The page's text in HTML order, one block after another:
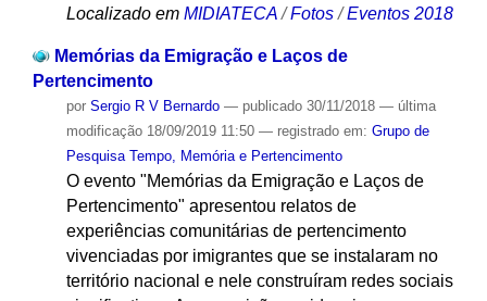
Localizado em MIDIATECA /Fotos /Eventos 2018
Memórias da Emigração e Laços de
Pertencimento
por Sergio R V Bernardo — publicado30/11/2018 — última
modificação18/09/2019 11:50 — registrado em: Grupo de
Pesquisa Tempo, Memória e Pertencimento
O evento "Memórias da Emigração e Laços de
Pertencimento" apresentou relatos de
experiências comunitárias de pertencimento
vivenciadas por imigrantes que se instalaram no
território nacional e nele construíram redes sociais